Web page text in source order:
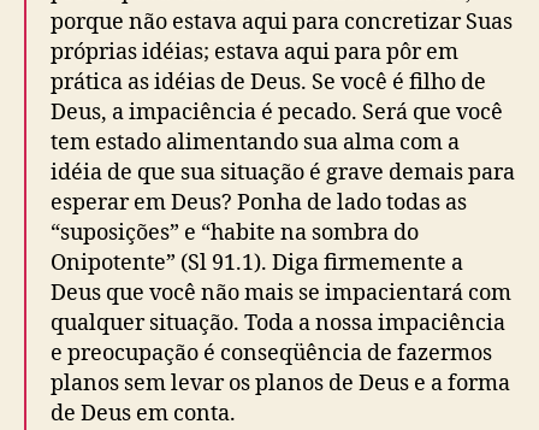
porque não estava aqui para concretizar Suas
próprias idéias; estava aqui para pôr em
prática as idéias de Deus. Se você é filho de
Deus, a impaciência é pecado. Será que você
tem estado alimentando sua alma com a
idéia de que sua situação é grave demais para
esperar em Deus? Ponha de lado todas as
“suposições” e “habite na sombra do
Onipotente” (Sl 91.1). Diga firmemente a
Deus que você não mais se impacientará com
qualquer situação. Toda a nossa impaciência
e preocupação é conseqüência de fazermos
planos sem levar os planos de Deus e a forma
de Deus em conta.